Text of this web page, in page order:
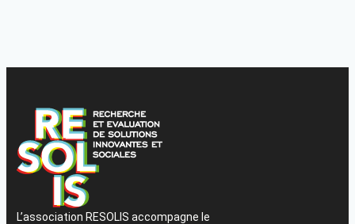
L’association RESOLIS accompagne le